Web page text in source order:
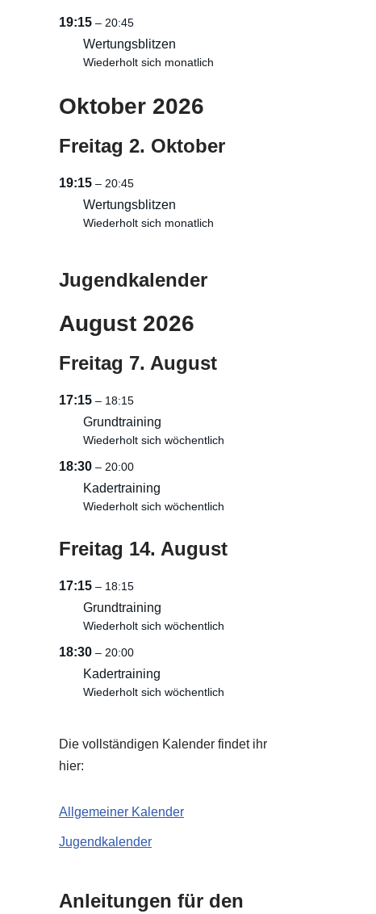
19:15 – 20:45
Wertungsblitzen
Wiederholt sich monatlich
Oktober 2026
Freitag 2. Oktober
19:15 – 20:45
Wertungsblitzen
Wiederholt sich monatlich
Jugendkalender
August 2026
Freitag 7. August
17:15 – 18:15
Grundtraining
Wiederholt sich wöchentlich
18:30 – 20:00
Kadertraining
Wiederholt sich wöchentlich
Freitag 14. August
17:15 – 18:15
Grundtraining
Wiederholt sich wöchentlich
18:30 – 20:00
Kadertraining
Wiederholt sich wöchentlich
Die vollständigen Kalender findet ihr
hier:
Allgemeiner Kalender
Jugendkalender
Anleitungen für den